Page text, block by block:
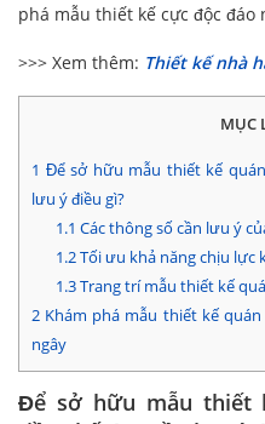
phá mẫu thiết kế cực độc đáo
>>> Xem thêm: Thiết kế nhà
MỤC
1 Để sở hữu mẫu thiết kế
lưu ý điều gì?
1.1 Các thông số cần lưu ý
1.2Tối ưu khả năng chịu lực
1.3Trang trí mẫu thiết kế
2 Khám phá mẫu thiết kế
ngây
Để sở hữu mẫu thiết